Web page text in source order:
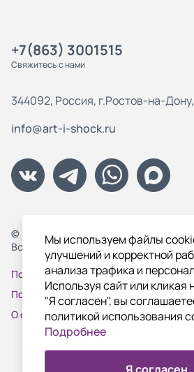
+7(863) 3001515
Свяжитесь с нами
344092, Россия, г.Ростов-на-
info@art-i-shock.ru
© Цифровая типография "Арт_И_Шок",
Все права защищены.
Политика конфиденциальности
Пользовательское соглашение
О файлах Cookie
Мы используем файлы
улучшений и корректной
анализа трафика и
Используя сайт или кликая
"Я согласен", вы
политикой использования
Подробнее